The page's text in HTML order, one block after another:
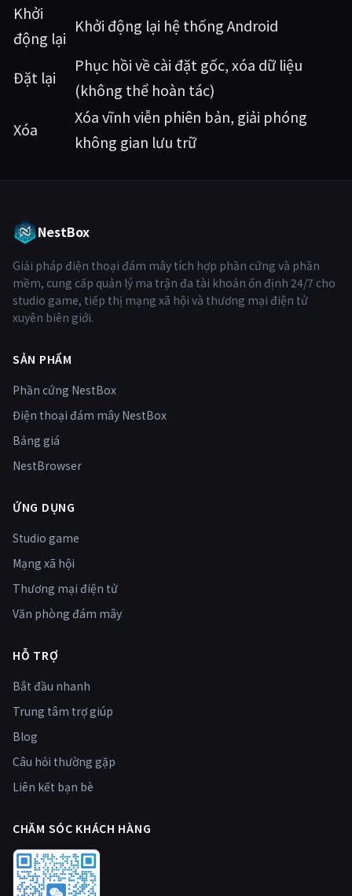
Khởi
động lại
Khởi động lại hệ thống Android
Đặt lại
Phục hồi về cài đặt gốc, xóa dữ liệu
(không thể hoàn tác)
Xóa
Xóa vĩnh viễn phiên bản, giải phóng
không gian lưu trữ
NestBox
Giải pháp điện thoại đám mây tích hợp phần cứng và phần
mềm, cung cấp quản lý ma trận đa tài khoản ổn định 24/7 cho
studio game, tiếp thị mạng xã hội và thương mại điện tử
xuyên biên giới.
SẢN PHẨM
Phần cứng NestBox
Điện thoại đám mây NestBox
Bảng giá
NestBrowser
ỨNG DỤNG
Studio game
Mạng xã hội
Thương mại điện tử
Văn phòng đám mây
HỖ TRỢ
Bắt đầu nhanh
Trung tâm trợ giúp
Blog
Câu hỏi thường gặp
Liên kết bạn bè
CHĂM SÓC KHÁCH HÀNG